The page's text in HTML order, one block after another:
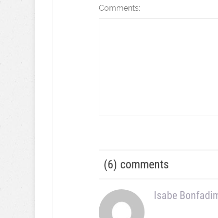
Comments:
(6) comments
Isabe